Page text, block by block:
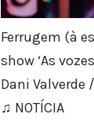
Ferrugem (à
show ‘As
Dani Valverde
♫ NOTÍCIA